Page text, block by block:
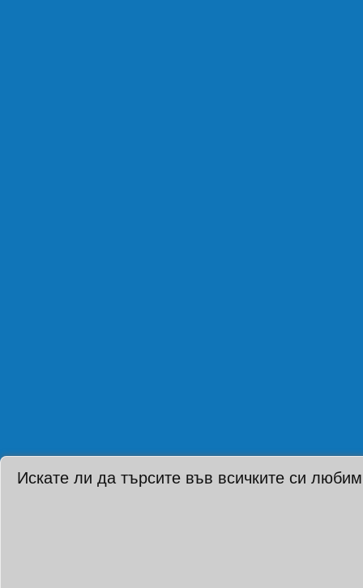
Искате ли да търсите във всичките си